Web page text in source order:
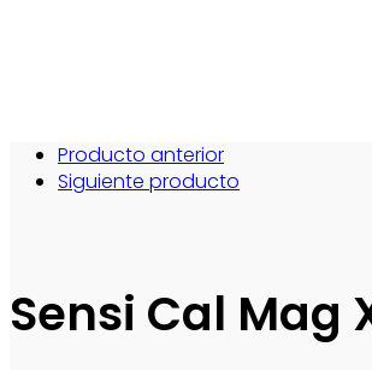
Producto anterior
Siguiente producto
Sensi Cal